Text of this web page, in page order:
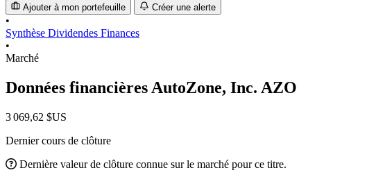
Ajouter à mon portefeuille Créer une alerte
•
Synthèse Dividendes Finances
•
Marché
Données financières AutoZone, Inc. AZO
3 069,62 $US
Dernier cours de clôture
Dernière valeur de clôture connue sur le marché pour ce titre.